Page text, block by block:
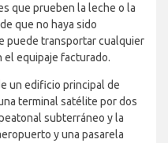
que prueben la leche o la
que no haya sido
puede transportar cualquier
el equipaje facturado.
un edificio principal de
terminal satélite por dos
subterráneo y la
y una pasarela